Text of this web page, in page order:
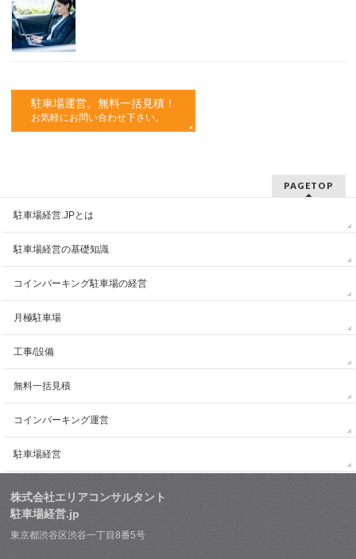
駐車場運営。無料一括見積！
お気軽にお問い合わせ下さい。
PAGETOP
駐車場経営.JPとは
駐車場経営の基礎知識
コインパーキング駐車場の経営
月極駐車場
工事/設備
無料一括見積
コインパーキング運営
駐車場経営
株式会社エリアコンサルタント
駐車場経営.jp
東京都渋谷区渋谷一丁目8番5号